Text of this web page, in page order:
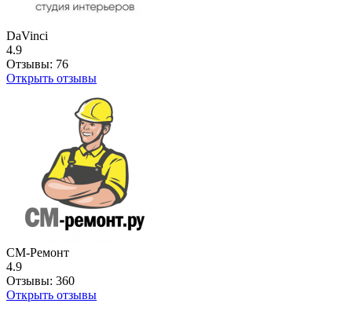
DaVinci
4.9
Отзывы: 76
Открыть отзывы
СМ-Ремонт
4.9
Отзывы: 360
Открыть отзывы